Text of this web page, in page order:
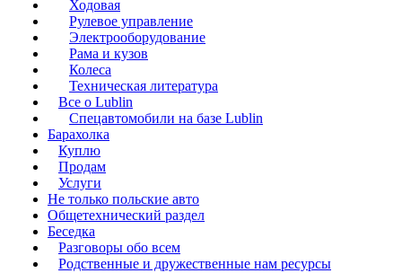
Ходовая
Рулевое управление
Электрооборудование
Рама и кузов
Колеса
Техническая литература
Все о Lublin
Спецавтомобили на базе Lublin
Барахолка
Куплю
Продам
Услуги
Не только польские авто
Общетехнический раздел
Беседка
Разговоры обо всем
Родственные и дружественные нам ресурсы